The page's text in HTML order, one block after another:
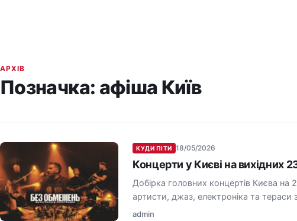
АРХІВ
Позначка: афіша Київ
КУДИ ПІТИ 18/05/2026
Концерти у Києві на вихідних
Добірка головних концертів Києва на
артисти, джаз, електроніка та тераси
admin